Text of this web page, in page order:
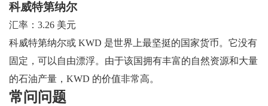
科威特第纳尔
汇率：3.26 美元
科威特第纳尔或 KWD 是世界上最坚挺的国家货币。它没有
固定，可以自由漂浮。由于该国拥有丰富的自然资源和大量
的石油产量，KWD 的价值非常高。
常问问题